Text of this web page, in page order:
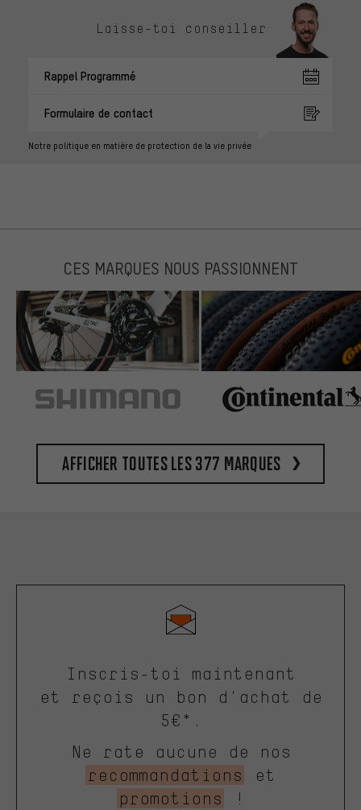
Laisse-toi conseiller
Rappel Programmé
Formulaire de contact
Notre politique en matière de protection de la vie privée
CES MARQUES NOUS PASSIONNENT
Afficher toutes les 377 marques
Inscris-toi maintenant
et reçois un bon d'achat de
5€*.
Ne rate aucune de nos
recommandations
et
promotions
!